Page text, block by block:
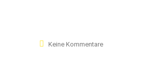
Keine Kommentare